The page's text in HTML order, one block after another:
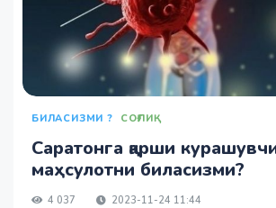
БИЛАСИЗМИ ? СОҒЛИҚ
Саратонга қарши
маҳсулотни биласизми?
4 037 2023-11-24 11:44